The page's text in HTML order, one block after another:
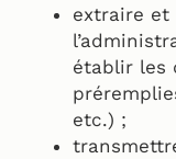
extraire et
établir les
etc.) ;